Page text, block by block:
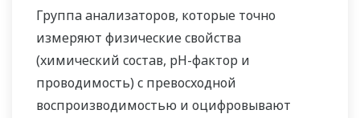
Группа анализаторов, которые точно
измеряют физические свойства
(химический состав, pH-фактор и
проводимость) с превосходной
воспроизводимостью и оцифровывают